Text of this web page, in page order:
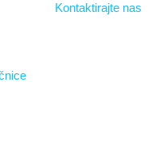
Kontaktirajte nas